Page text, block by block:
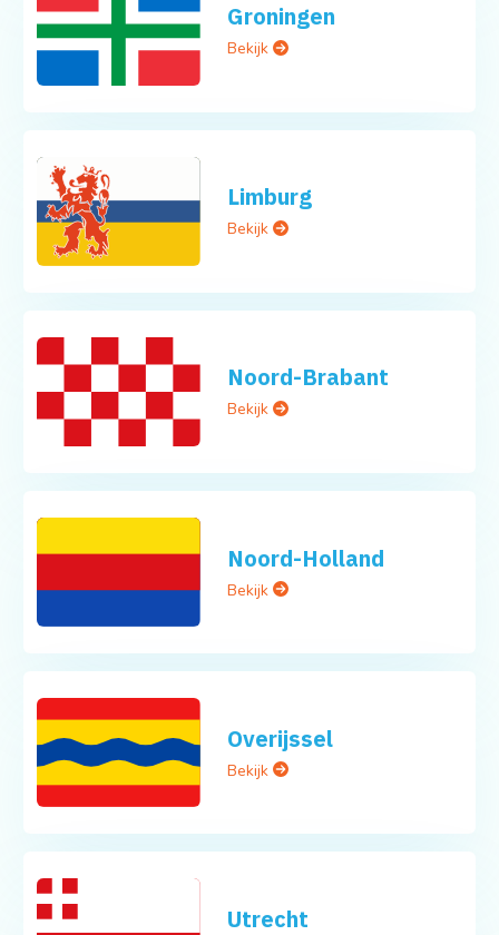
Groningen
Bekijk
Limburg
Bekijk
Noord-Brabant
Bekijk
Noord-Holland
Bekijk
Overijssel
Bekijk
Utrecht